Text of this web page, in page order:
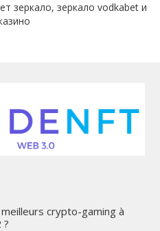
зеркало, зеркало vodkabet и
crypto-gaming à
?